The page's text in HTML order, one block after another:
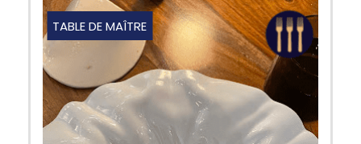
TABLE DE MAÎTRE